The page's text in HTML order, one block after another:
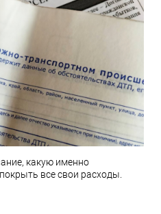
какую именно
все свои расходы.